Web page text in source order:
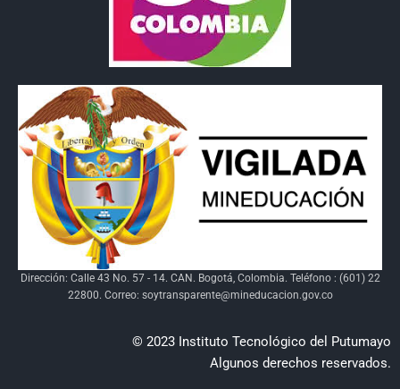
Dirección: Calle 43 No. 57 - 14. CAN. Bogotá, Colombia. Teléfono : (601) 22
22800. Correo: soytransparente@mineducacion.gov.co
© 2023 Instituto Tecnológico del Putumayo
Algunos derechos reservados.